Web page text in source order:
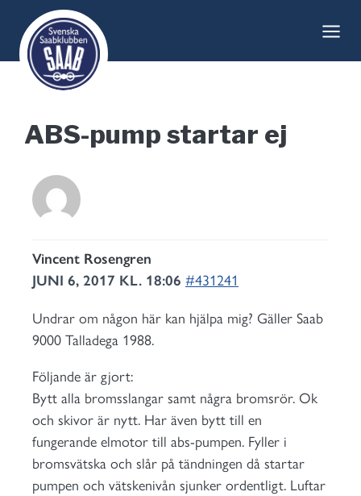
content
ABS-pump startar ej
Vincent Rosengren
JUNI 6, 2017 KL. 18:06 #431241
Undrar om någon här kan hjälpa mig? Gäller Saab
9000 Talladega 1988.
Följande är gjort:
Bytt alla bromsslangar samt några bromsrör. Ok
och skivor är nytt. Har även bytt till en
fungerande elmotor till abs-pumpen. Fyller i
bromsvätska och slår på tändningen då startar
pumpen och vätskenivån sjunker ordentligt. Luftar